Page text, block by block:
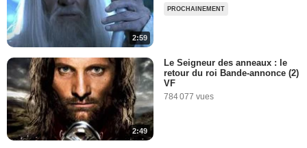
8:21
Galaxie"...
Les nains, euh, les
personnes de petite taille de
2:59
PROCHAINEMENT
2:49
Le Seigneur des anneaux : le
retour du roi Bande-annonce (2)
VF
784 077 vues